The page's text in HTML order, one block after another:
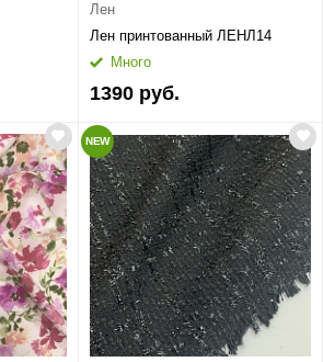
Лен
Лен принтованный ЛЕНЛ14
Много
1390 руб.
NEW